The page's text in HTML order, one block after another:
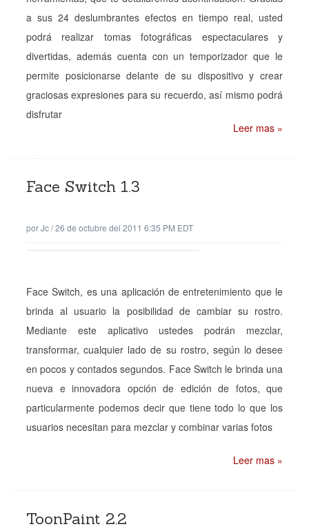
a sus 24 deslumbrantes efectos en tiempo real, usted
podrá realizar tomas fotográficas espectaculares y
divertidas, además cuenta con un temporizador que le
permite posicionarse delante de su dispositivo y crear
graciosas expresiones para su recuerdo, así mismo podrá
disfrutar
Leer mas »
Face Switch 1.3
porJc/26 de octubre del 2011 6:35 PM EDT
Face Switch, es una aplicación de entretenimiento que le
brinda al usuario la posibilidad de cambiar su rostro.
Mediante este aplicativo ustedes podrán mezclar,
transformar, cualquier lado de su rostro, según lo desee
en pocos y contados segundos. Face Switch le brinda una
nueva e innovadora opción de edición de fotos, que
particularmente podemos decir que tiene todo lo que los
usuarios necesitan para mezclar y combinar varias fotos
Leer mas »
ToonPaint 2.2